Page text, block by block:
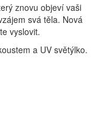
znovu objeví vaši
svá těla. Nová
vyslovit.
a UV světýlko.